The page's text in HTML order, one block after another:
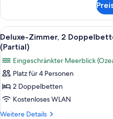
anzeigen
2 Doppelbetten,
rollstuhlgeeignete
Dusche
(Mobility
Accessible)
Alle
Fotos
für
Deluxe-
Zimmer,
2 Doppelbetten,
Balkon,
Buchtblick
7
Deluxe-Zimmer, 2
(Partial)
Eingeschränkter Meerblick
Platz für 4 Personen
2 Doppelbetten
Kostenloses WLAN
Weitere Details
Weitere